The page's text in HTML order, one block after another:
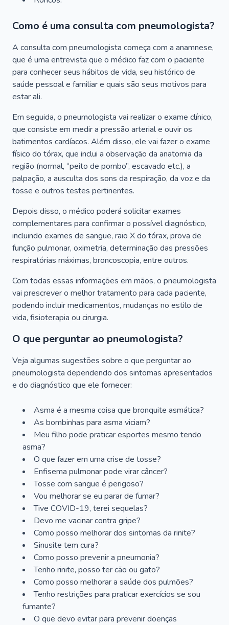
Como é uma consulta com pneumologista?
A consulta com pneumologista começa com a anamnese,
que é uma entrevista que o médico faz com o paciente
para conhecer seus hábitos de vida, seu histórico de
saúde pessoal e familiar e quais são seus motivos para
estar ali.
Em seguida, o pneumologista vai realizar o exame clínico,
que consiste em medir a pressão arterial e ouvir os
batimentos cardíacos. Além disso, ele vai fazer o exame
físico do tórax, que inclui a observação da anatomia da
região (normal, “peito de pombo”, escavado etc.), a
palpação, a ausculta dos sons da respiração, da voz e da
tosse e outros testes pertinentes.
Depois disso, o médico poderá solicitar exames
complementares para confirmar o possível diagnóstico,
incluindo exames de sangue, raio X do tórax, prova de
função pulmonar, oximetria, determinação das pressões
respiratórias máximas, broncoscopia, entre outros.
Com todas essas informações em mãos, o pneumologista
vai prescrever o melhor tratamento para cada paciente,
podendo incluir medicamentos, mudanças no estilo de
vida, fisioterapia ou cirurgia.
O que perguntar ao pneumologista?
Veja algumas sugestões sobre o que perguntar ao
pneumologista dependendo dos sintomas apresentados
e do diagnóstico que ele fornecer:
Asma é a mesma coisa que bronquite asmática?
As bombinhas para asma viciam?
Meu filho pode praticar esportes mesmo tendo
asma?
O que fazer em uma crise de tosse?
Enfisema pulmonar pode virar câncer?
Tosse com sangue é perigoso?
Vou melhorar se eu parar de fumar?
Tive COVID-19, terei sequelas?
Devo me vacinar contra gripe?
Como posso melhorar dos sintomas da rinite?
Sinusite tem cura?
Como posso prevenir a pneumonia?
Tenho rinite, posso ter cão ou gato?
Como posso melhorar a saúde dos pulmões?
Tenho restrições para praticar exercícios se sou
fumante?
O que devo evitar para prevenir doenças